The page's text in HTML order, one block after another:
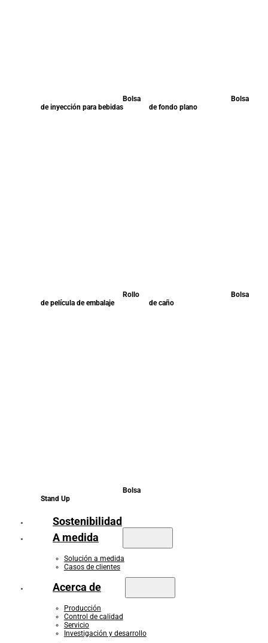
Bolsa
de inyección para bebidas
Bolsa
de fondo plano
Rollo
de película de embalaje
Bolsa
de caño
Bolsa
Stand Up
Sostenibilidad
A medida
Solución a medida
Casos de clientes
Acerca de
Producción
Control de calidad
Servicio
Investigación y desarrollo